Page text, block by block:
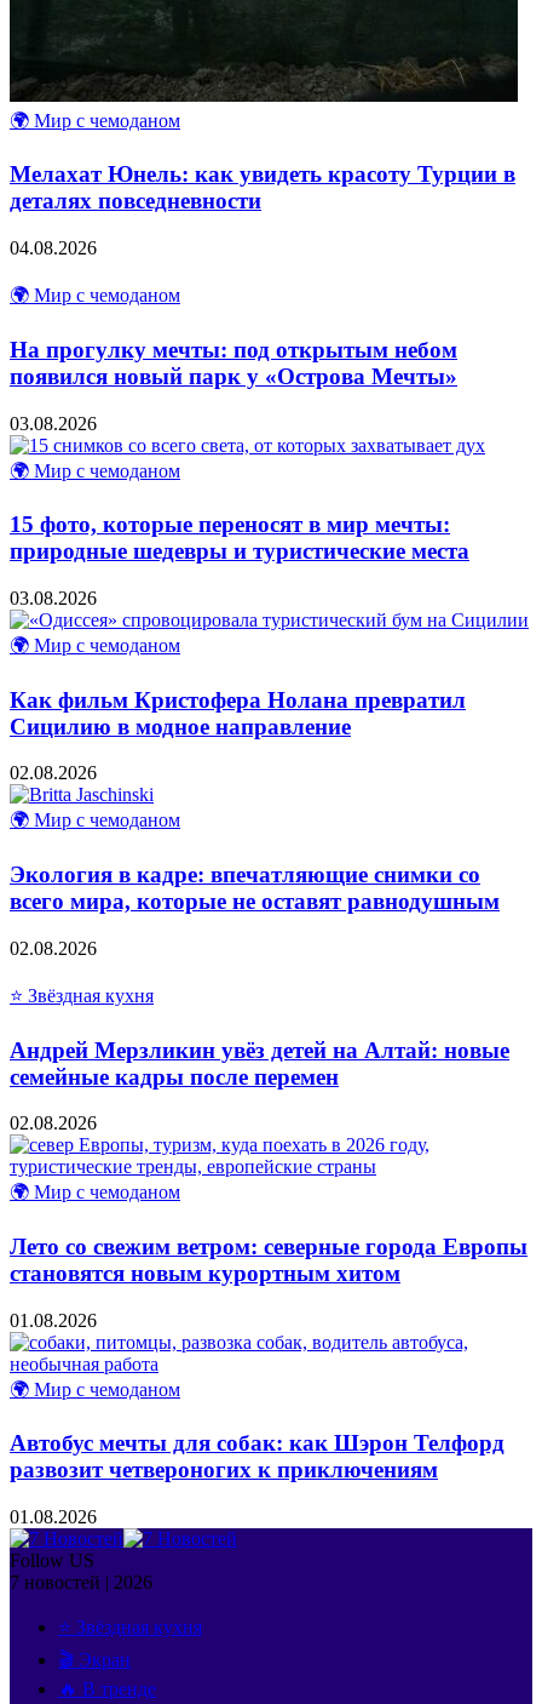
🌍 Мир с чемоданом
Мелахат Юнель: как увидеть красоту Турции в
деталях повседневности
04.08.2026
🌍 Мир с чемоданом
На прогулку мечты: под открытым небом
появился новый парк у «Острова Мечты»
03.08.2026
🌍 Мир с чемоданом
15 фото, которые переносят в мир мечты:
природные шедевры и туристические места
03.08.2026
🌍 Мир с чемоданом
Как фильм Кристофера Нолана превратил
Сицилию в модное направление
02.08.2026
🌍 Мир с чемоданом
Экология в кадре: впечатляющие снимки со
всего мира, которые не оставят равнодушным
02.08.2026
⭐ Звёздная кухня
Андрей Мерзликин увёз детей на Алтай: новые
семейные кадры после перемен
02.08.2026
🌍 Мир с чемоданом
Лето со свежим ветром: северные города Европы
становятся новым курортным хитом
01.08.2026
🌍 Мир с чемоданом
Автобус мечты для собак: как Шэрон Телфорд
развозит четвероногих к приключениям
01.08.2026
Follow US
7 новостей | 2026
⭐ Звёздная кухня
🎬 Экран
🔥 В тренде